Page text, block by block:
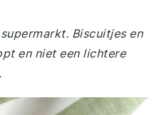
Biscuitjes en
en niet een lichtere